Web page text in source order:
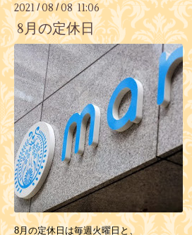
2021/08 / 08 11:06
8月の定休日
8月の定休日は毎週火曜日と、